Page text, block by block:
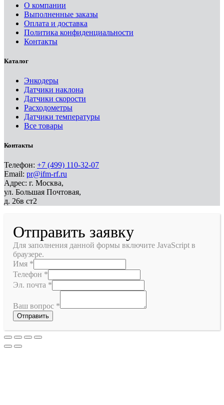
О компании
Выполненные заказы
Оплата и доставка
Политика конфиденциальности
Контакты
Каталог
Энкодеры
Датчики наклона
Датчики скорости
Расходометры
Датчики температуры
Все товары
Контакты
Телефон: +7 (499) 110-32-07
Email: pr@ifm-rf.ru
Адрес: г. Москва,
ул. Большая Почтовая,
д. 26в ст2
Отправить заявку
Для заполнения данной формы включите JavaScript в
браузере.
Имя *
Телефон *
Эл. почта *
Ваш вопрос *
Отправить